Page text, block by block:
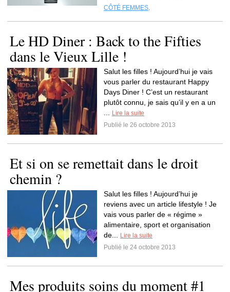
CÔTÉ FEMMES,
Le HD Diner : Back to the Fifties
dans le Vieux Lille !
Salut les filles ! Aujourd’hui je vais
vous parler du restaurant Happy
Days Diner ! C’est un restaurant
plutôt connu, je sais qu’il y en a un
Lire la suite
Publié le 26 octobre 2013
Et si on se remettait dans le droit
chemin ?
Salut les filles ! Aujourd’hui je
reviens avec un article lifestyle ! Je
vais vous parler de « régime »
alimentaire, sport et organisation
de...
Lire la suite
Publié le 24 octobre 2013
Mes produits soins du moment #1